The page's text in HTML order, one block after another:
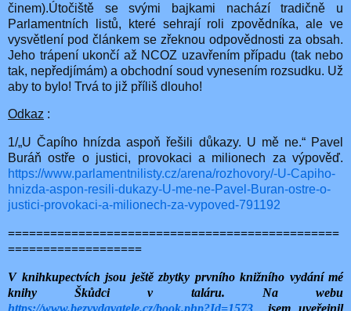
činem).Útočiště se svými bajkami nachází tradičně u
Parlamentních listů, které sehrají roli zpovědníka, ale ve
vysvětlení pod článkem se zřeknou odpovědnosti za obsah.
Jeho trápení ukončí až NCOZ uzavřením případu (tak nebo
tak, nepředjímám) a obchodní soud vynesením rozsudku. Už
aby to bylo! Trvá to již příliš dlouho!
Odkaz :
1/„U Čapího hnízda aspoň řešili důkazy. U mě ne.“ Pavel
Buráň ostře o justici, provokaci a milionech za výpověď.
https://www.parlamentnilisty.cz/arena/rozhovory/-U-Capiho-
hnizda-aspon-resili-dukazy-U-me-ne-Pavel-Buran-ostre-o-
justici-provokaci-a-milionech-za-vypoved-791192
===============================================
===================
V knihkupectvích jsou ještě zbytky prvního knižního vydání mé
knihy Škůdci v taláru. Na webu
https://www.bezvydavatele.cz/book.php?Id=1573
jsem uveřejnil